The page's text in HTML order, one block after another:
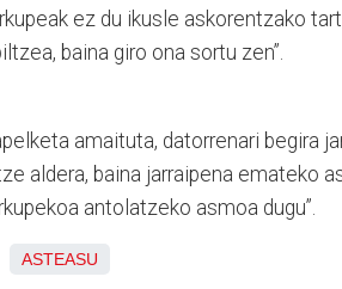
ez du ikusle askorentzako
baina giro ona sortu zen”.
amaituta, datorrenari begira
aldera, baina jarraipena emateko
antolatzeko asmoa dugu”.
ASTEASU